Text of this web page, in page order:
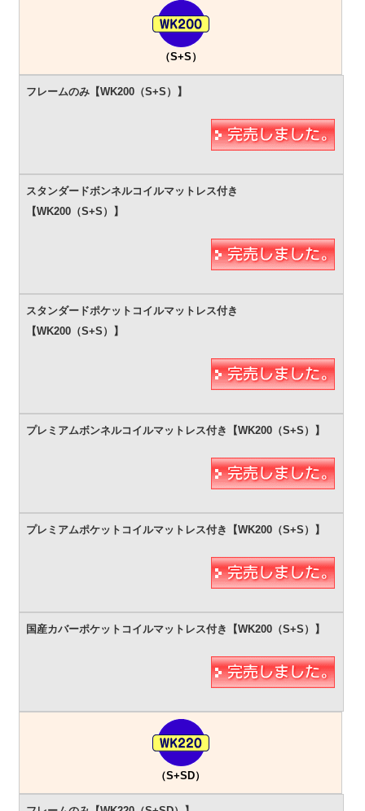
（S+S）
（S+SD）